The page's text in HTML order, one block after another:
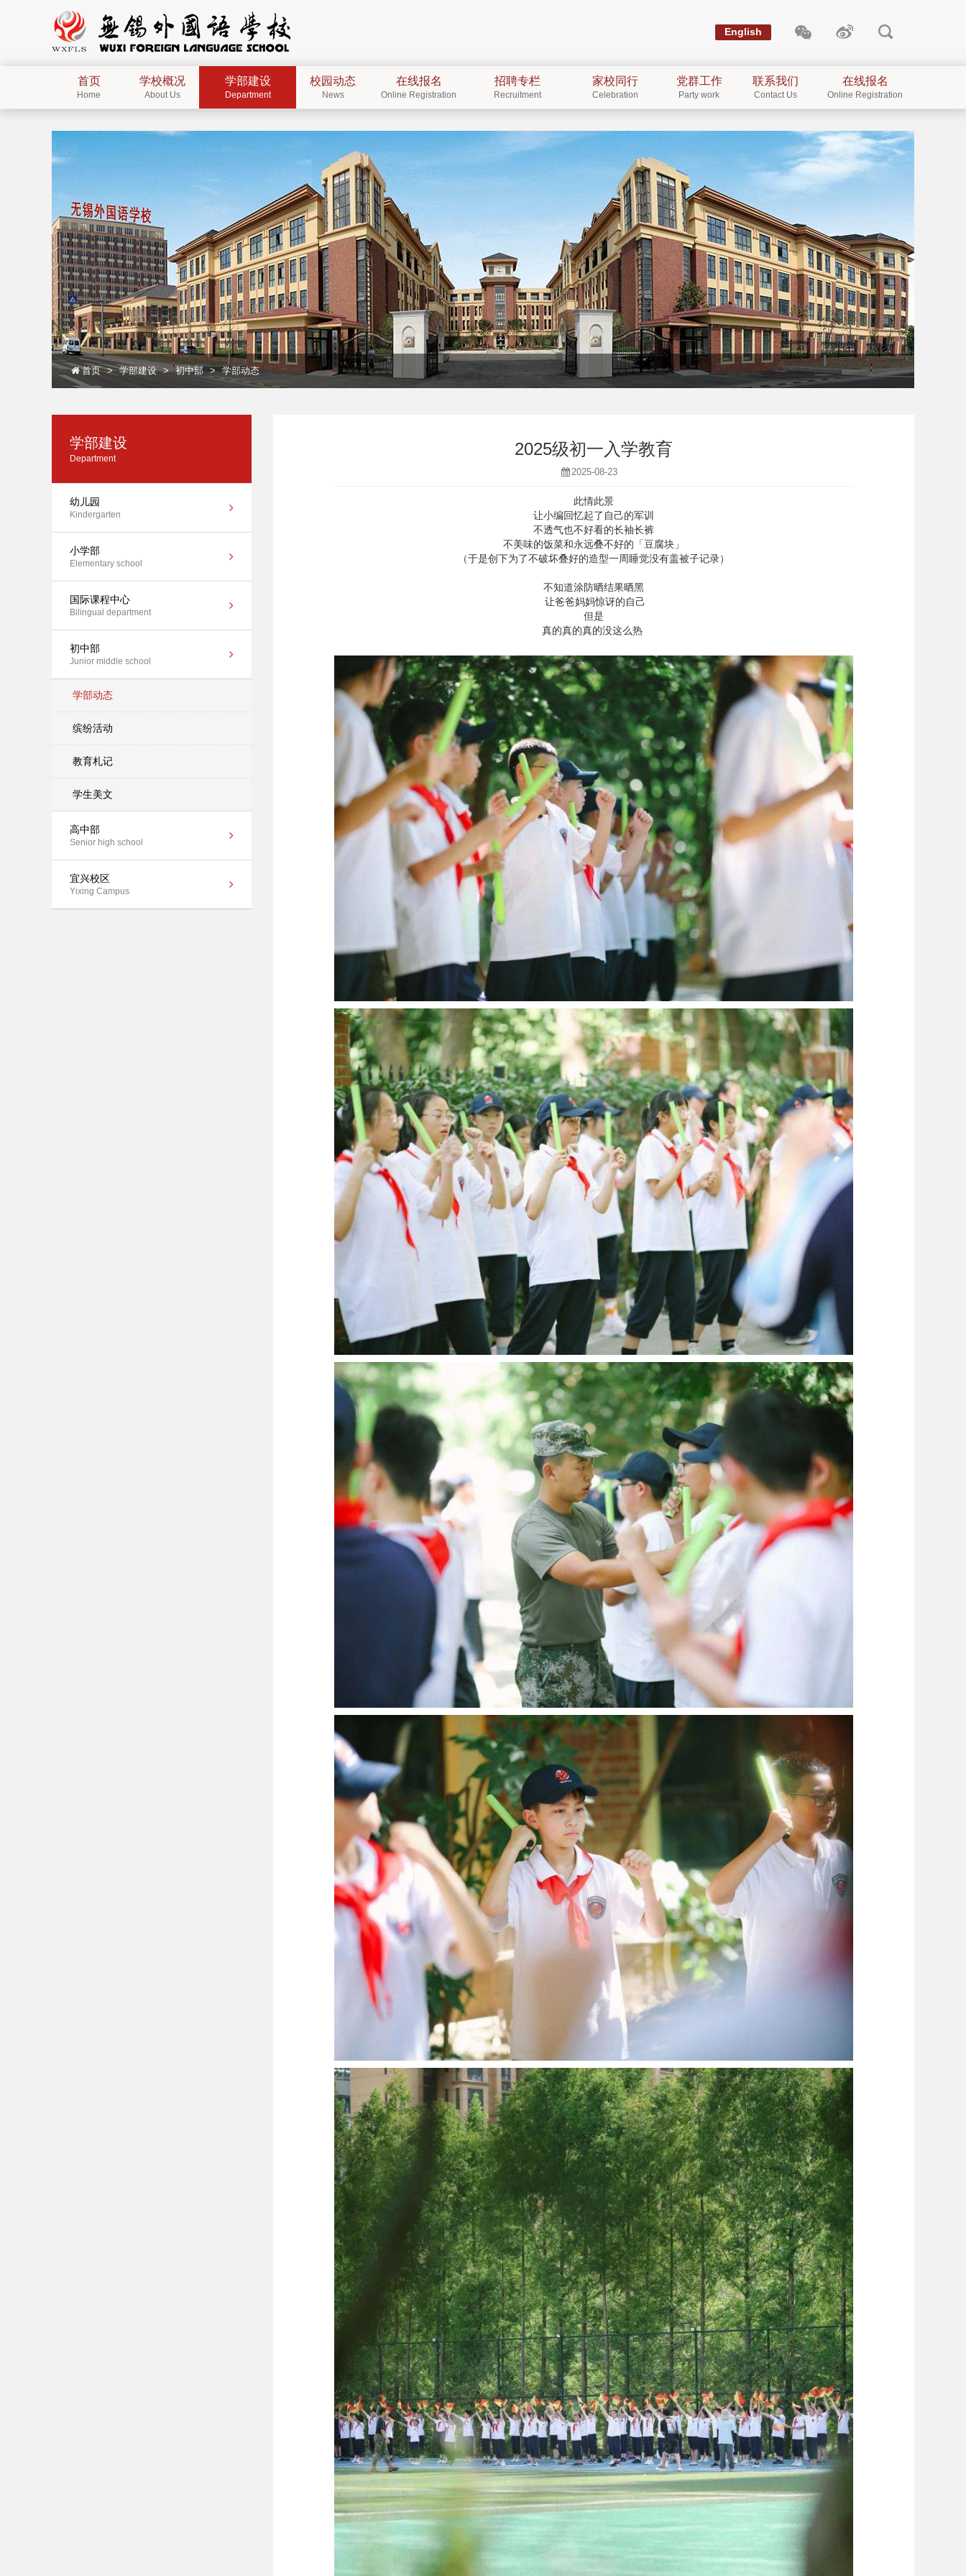
English
首页
Home
学校概况
About Us
学部建设
Department
校园动态
News
在线报名
Online Registration
招聘专栏
Recruitment
家校同行
Celebration
党群工作
Party work
联系我们
Contact Us
在线报名
Online Registration
首页 学部建设 初中部 学部动态
学部建设
Department
幼儿园
Kindergarten
小学部
Elementary school
国际课程中心
Bilingual department
初中部
Junior middle school
学部动态
缤纷活动
教育札记
学生美文
高中部
Senior high school
宜兴校区
Yixing Campus
2025级初一入学教育
2025-08-23
此情此景
让小编回忆起了自己的军训
不透气也不好看的长袖长裤
不美味的饭菜和永远叠不好的「豆腐块」
（于是创下为了不破坏叠好的造型一周睡觉没有盖被子记录）
不知道涂防晒结果晒黑
让爸爸妈妈惊讶的自己
但是
真的真的真的没这么热